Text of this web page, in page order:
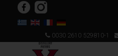
0030 2610 529810-1